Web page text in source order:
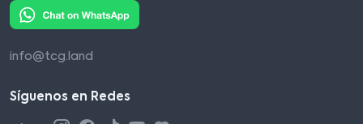
info@tcg.land
Síguenos en Redes